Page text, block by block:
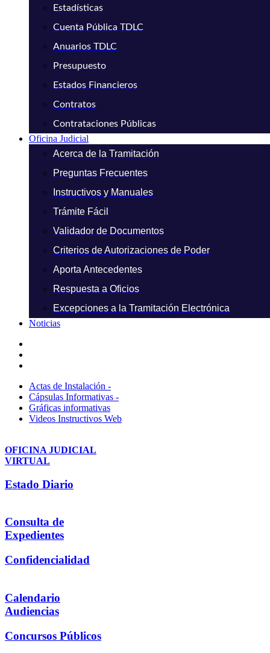
Estadísticas
Cuenta Pública TDLC
Anuarios TDLC
Presupuesto
Estados Financieros
Contratos
Contrataciones Públicas
Oficina Judicial
Acerca de la Tramitación
Preguntas Frecuentes
Instructivos y Manuales
Trámite Fácil
Validador de Documentos
Criterios de Autorizaciones de Poder
Aporta Antecedentes
Respuesta a Oficios
Excepciones a la Tramitación Electrónica
Noticias
Actas de Instalación -
Cápsulas Informativas -
Gráficas informativas
Videos Instructivos Web
OFICINA JUDICIAL
VIRTUAL
Estado Diario
Consulta de
Expedientes
Confidencialidad
Calendario
Audiencias
Concursos Públicos